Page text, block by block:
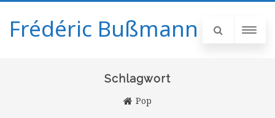
Frédéric Bußmann
Schlagwort
Pop